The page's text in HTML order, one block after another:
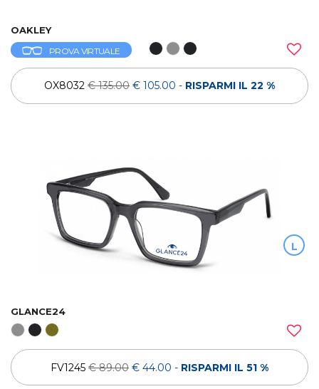
OAKLEY
PROVA VIRTUALE
OX8032 € 135.00 € 105.00 - RISPARMI IL 22 %
L
GLANCE24
FV1245 € 89.00 € 44.00 - RISPARMI IL 51 %